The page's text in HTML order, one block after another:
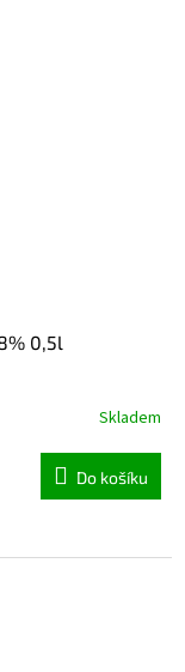
0,5l
Skladem
Do košíku